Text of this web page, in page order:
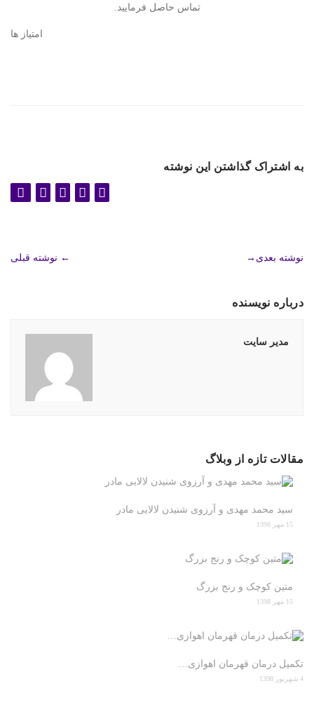
تماس حاصل فرمایید.
امتیاز ها
به اشتراک گذاشتن این نوشته
← نوشته قبلی نوشته بعدی →
درباره نویسنده
مدیر سایت
مقالات تازه از وبلاگ
سید محمد مهدی و آرزوی شنیدن لالایی مادر
15 مهر 1398
متین کوچک و رنج بزرگ
15 مهر 1398
تکمیل درمان قهرمان اهوازی…
4 شهریور 1398